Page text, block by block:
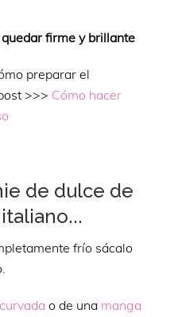
firme y brillante
preparar el
>>> Cómo hacer
de dulce de
frío sácalo
o de una manga